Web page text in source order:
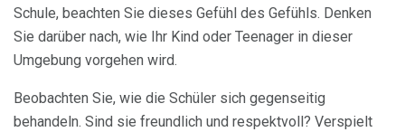
Schule, beachten Sie dieses Gefühl des Gefühls. Denken
Sie darüber nach, wie Ihr Kind oder Teenager in dieser
Umgebung vorgehen wird.
Beobachten Sie, wie die Schüler sich gegenseitig
behandeln. Sind sie freundlich und respektvoll? Verspielt